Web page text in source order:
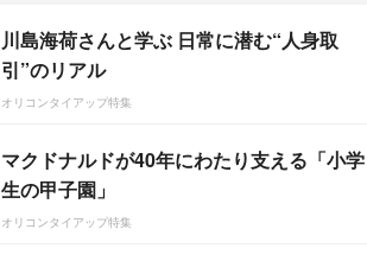
川島海荷さんと学ぶ 日常に潜む“人身取
引”のリアル
オリコンタイアップ特集
マクドナルドが40年にわたり支える「小学
生の甲子園」
オリコンタイアップ特集